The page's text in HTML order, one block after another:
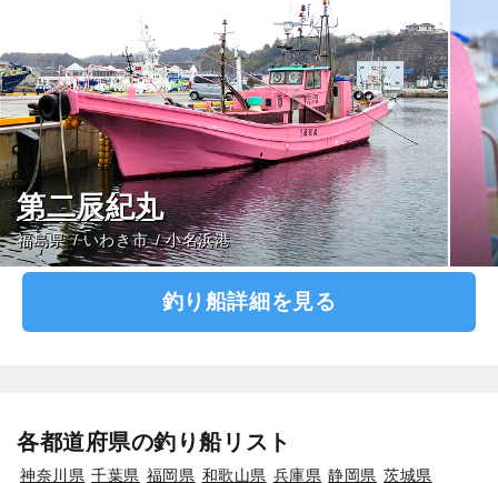
第二辰紀丸
福島県 いわき市 小名浜港
釣り船詳細を見る
各都道府県の釣り船リスト
神奈川県 千葉県 福岡県 和歌山県 兵庫県 静岡県 茨城県